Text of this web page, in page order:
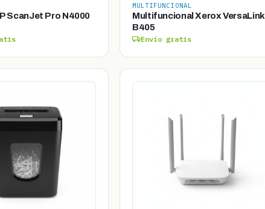
ScanJet Pro N4000
MULTIFUNCIONAL
Multifuncional Xerox VersaLink
B405
Envío gratis